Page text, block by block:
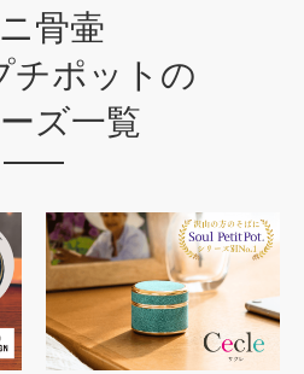
骨壷
チポットの
ズ一覧